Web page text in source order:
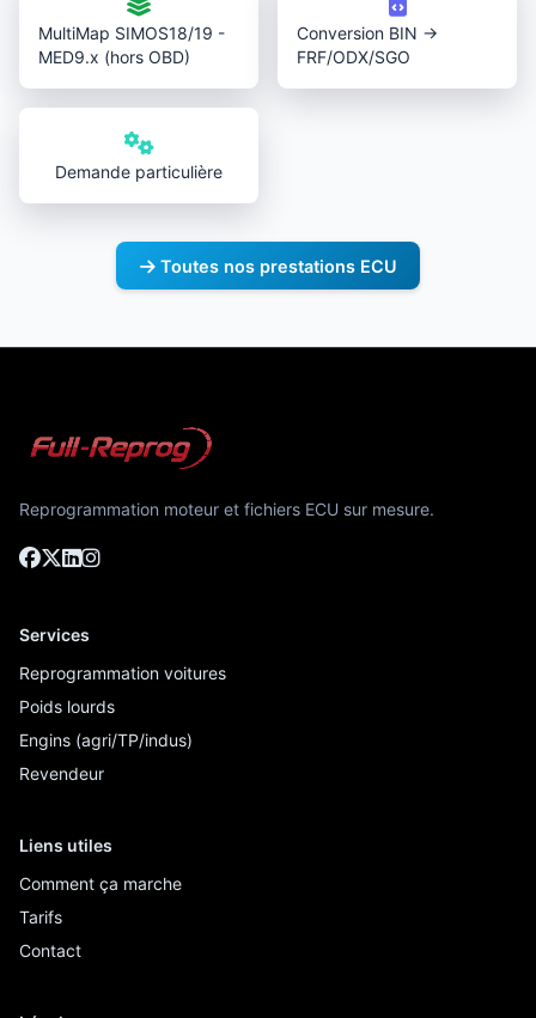
MultiMap SIMOS18/19 -
MED9.x (hors OBD)
Conversion BIN →
FRF/ODX/SGO
Demande particulière
Toutes nos prestations ECU
Reprogrammation moteur et fichiers ECU sur mesure.
Services
Reprogrammation voitures
Poids lourds
Engins (agri/TP/indus)
Revendeur
Liens utiles
Comment ça marche
Tarifs
Contact